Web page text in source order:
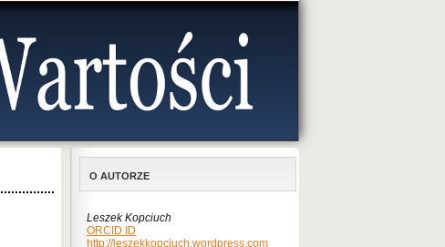
O AUTORZE
Leszek Kopciuch
ORCID ID
http://leszekkopciuch.wordpress.com